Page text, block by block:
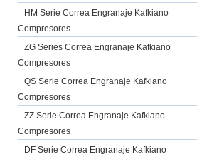
HM Serie Correa Engranaje Kafkiano
Compresores
ZG Series Correa Engranaje Kafkiano
Compresores
QS Serie Correa Engranaje Kafkiano
Compresores
ZZ Serie Correa Engranaje Kafkiano
Compresores
DF Serie Correa Engranaje Kafkiano